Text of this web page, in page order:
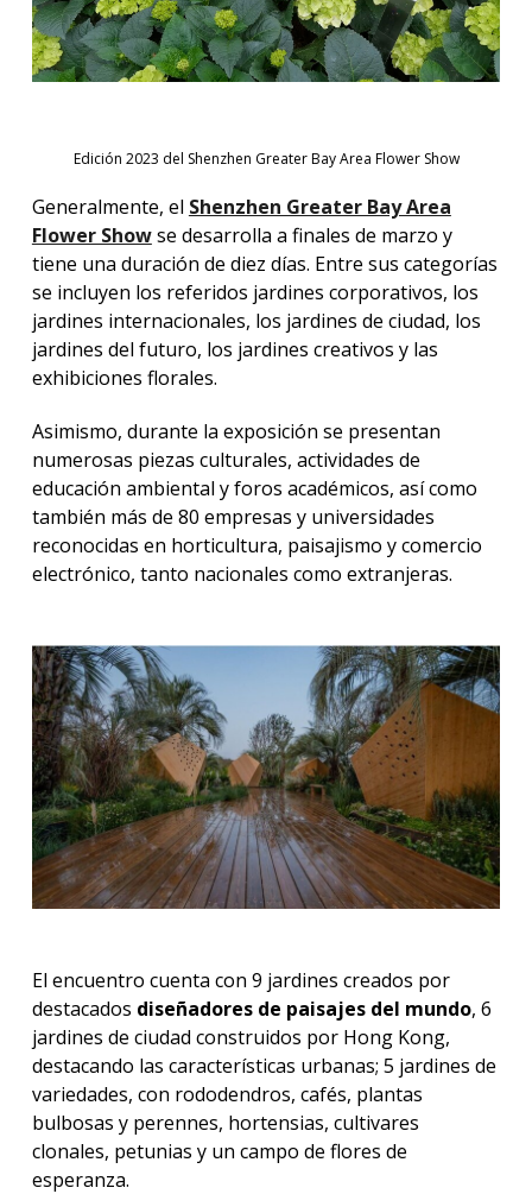
Edición 2023 del Shenzhen Greater Bay Area Flower Show
Generalmente, el Shenzhen Greater Bay Area
Flower Showse desarrolla a finales de marzo y
tiene una duración de diez días. Entre sus categorías
se incluyen los referidos jardines corporativos, los
jardines internacionales, los jardines de ciudad, los
jardines del futuro, los jardines creativos y las
exhibiciones florales.
Asimismo, durante la exposición se presentan
numerosas piezas culturales, actividades de
educación ambiental y foros académicos, así como
también más de 80 empresas y universidades
reconocidas en horticultura, paisajismo y comercio
electrónico, tanto nacionales como extranjeras.
El encuentro cuenta con 9 jardines creados por
destacados diseñadores de paisajes del mundo, 6
jardines de ciudad construidos por Hong Kong,
destacando las características urbanas; 5 jardines de
variedades, con rododendros, cafés, plantas
bulbosas y perennes, hortensias, cultivares
clonales, petunias y un campo de flores de
esperanza.